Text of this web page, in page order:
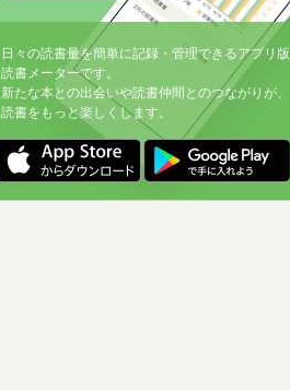
日々の読書量を簡単に記録・管理できるアプリ版
読書メーターです。
新たな本との出会いや読書仲間とのつながりが、
読書をもっと楽しくします。